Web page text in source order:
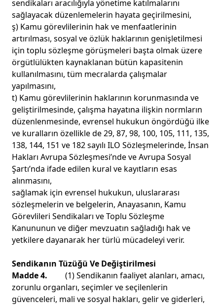
sendikaları aracılığıyla yönetime katılmalarını
sağlayacak düzenlemelerin hayata geçirilmesini,
ş) Kamu görevlilerinin hak ve menfaatlerinin
artırılması, sosyal ve özlük haklarının genişletilmesi
için toplu sözleşme görüşmeleri başta olmak üzere
örgütlülükten kaynaklanan bütün kapasitenin
kullanılmasını, tüm mecralarda çalışmalar
yapılmasını,
t) Kamu görevlilerinin haklarının korunmasında ve
geliştirilmesinde, çalışma hayatına ilişkin normların
düzenlenmesinde, evrensel hukukun öngördüğü ilke
ve kuralların özellikle de 29, 87, 98, 100, 105, 111, 135,
138, 144, 151 ve 182 sayılı ILO Sözleşmelerinde, İnsan
Hakları Avrupa Sözleşmesi’nde ve Avrupa Sosyal
Şartı’nda ifade edilen kural ve kayıtların esas
alınmasını,
sağlamak için evrensel hukukun, uluslararası
sözleşmelerin ve belgelerin, Anayasanın, Kamu
Görevlileri Sendikaları ve Toplu Sözleşme
Kanununun ve diğer mevzuatın sağladığı hak ve
yetkilere dayanarak her türlü mücadeleyi verir.
Sendikanın Tüzüğü Ve Değiştirilmesi
Madde 4. (1) Sendikanın faaliyet alanları, amacı,
zorunlu organları, seçimler ve seçilenlerin
güvenceleri, mali ve sosyal hakları, gelir ve giderleri,